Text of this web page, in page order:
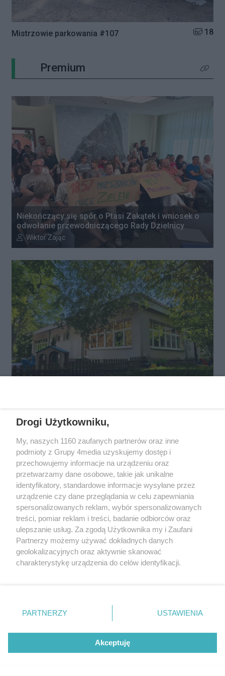
Mistrzowie parkowania #107 Liczba
18
Premium Kliknij
Niekończący się spór o Ptasi Zakątek i wniosek o
odwołanie przewodniczącego Rady Dzielnicy
Autor artykułu:
Wiktor Zając
Dworzec Gdański nie zostanie zabytkiem. Ochroną
objęto jedynie dwa fragmenty historycznej elewacji
Autor artykułu:
Wiktor Zając
Drogi Użytkowniku,
My, naszych 1160 zaufanych partnerów oraz inne
podmioty z Grupy 4media uzyskujemy dostęp i
przechowujemy informacje na urządzeniu oraz
przetwarzamy dane osobowe, takie jak unikalne
identyfikatory, standardowe informacje wysyłane przez
urządzenie czy dane przeglądania w celu zapewniania
spersonalizowanych reklam, wybór spersonalizowanych
treści, pomiar reklam i treści, badanie odbiorców oraz
ulepszanie usług. Za zgodą Użytkownika my i Zaufani
Partnerzy możemy używać dokładnych danych
geolokalizacyjnych oraz aktywnie skanować
charakterystykę urządzenia do celów identyfikacji.
zmienić/wycofać klikając przycisk ustawień prywatności
znajdujący się w lewym dolnym rogu strony
. Niektóre
użytkownika, ale masz prawo sprzeciwić się takiemu
przetwarzaniu. Preferencje będą miały zastosowania tylko
PARTNERZY USTAWIENIA
Akceptuję